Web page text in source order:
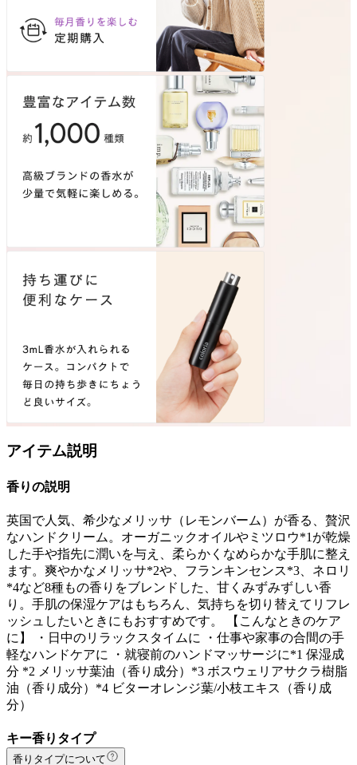
アイテム説明
香りの説明
英国で人気、希少なメリッサ（レモンバーム）が香る、贅沢
なハンドクリーム。オーガニックオイルやミツロウ*1が乾燥
した手や指先に潤いを与え、柔らかくなめらかな手肌に整え
ます。爽やかなメリッサ*2や、フランキンセンス*3、ネロリ
*4など8種もの香りをブレンドした、甘くみずみずしい香
り。手肌の保湿ケアはもちろん、気持ちを切り替えてリフレ
ッシュしたいときにもおすすめです。 【こんなときのケア
に】 ・日中のリラックスタイムに ・仕事や家事の合間の手
軽なハンドケアに ・就寝前のハンドマッサージに*1 保湿成
分 *2 メリッサ葉油（香り成分）*3 ボスウェリアサクラ樹脂
油（香り成分）*4 ビターオレンジ葉/小枝エキス（香り成
分）
キー香りタイプ
香りタイプについて